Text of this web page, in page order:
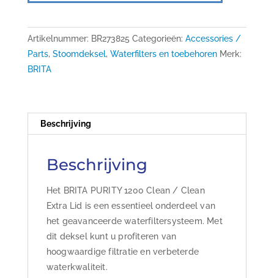
/
extra
lid
aantal
Artikelnummer: BR273825 Categorieën: Accessories /
Parts, Stoomdeksel, Waterfilters en toebehoren Merk:
BRITA
Beschrijving
Beschrijving
Het BRITA PURITY 1200 Clean / Clean
Extra Lid is een essentieel onderdeel van
het geavanceerde waterfiltersysteem. Met
dit deksel kunt u profiteren van
hoogwaardige filtratie en verbeterde
waterkwaliteit.